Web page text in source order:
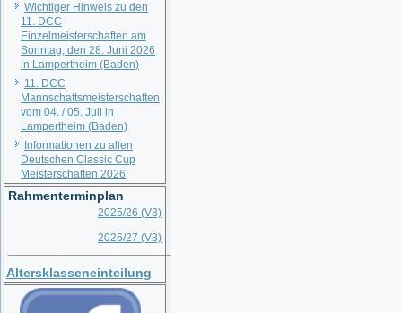
Wichtiger Hinweis zu den
11. DCC
Einzelmeisterschaften am
Sonntag, den 28. Juni 2026
in Lampertheim (Baden)
11. DCC
Mannschaftsmeisterschaften
vom 04. / 05. Juli in
Lampertheim (Baden)
Informationen zu allen
Deutschen Classic Cup
Meisterschaften 2026
Rahmenterminplan
2025/26 (V3)
2026/27 (V3)
Altersklasseneinteilung